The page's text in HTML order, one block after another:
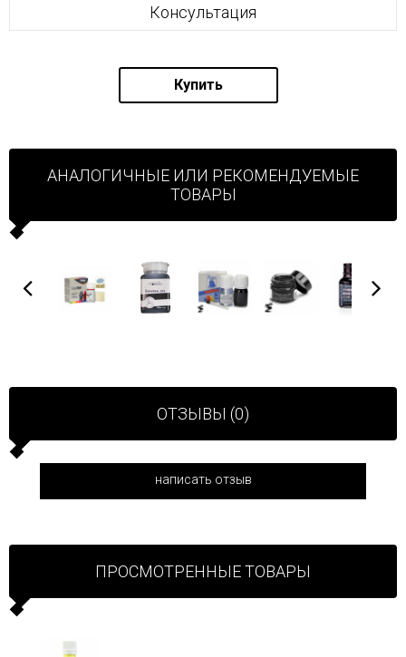
Консультация
Купить
АНАЛОГИЧНЫЕ ИЛИ РЕКОМЕНДУЕМЫЕ
ТОВАРЫ
ОТЗЫВЫ (0)
написать отзыв
ПРОСМОТРЕННЫЕ ТОВАРЫ